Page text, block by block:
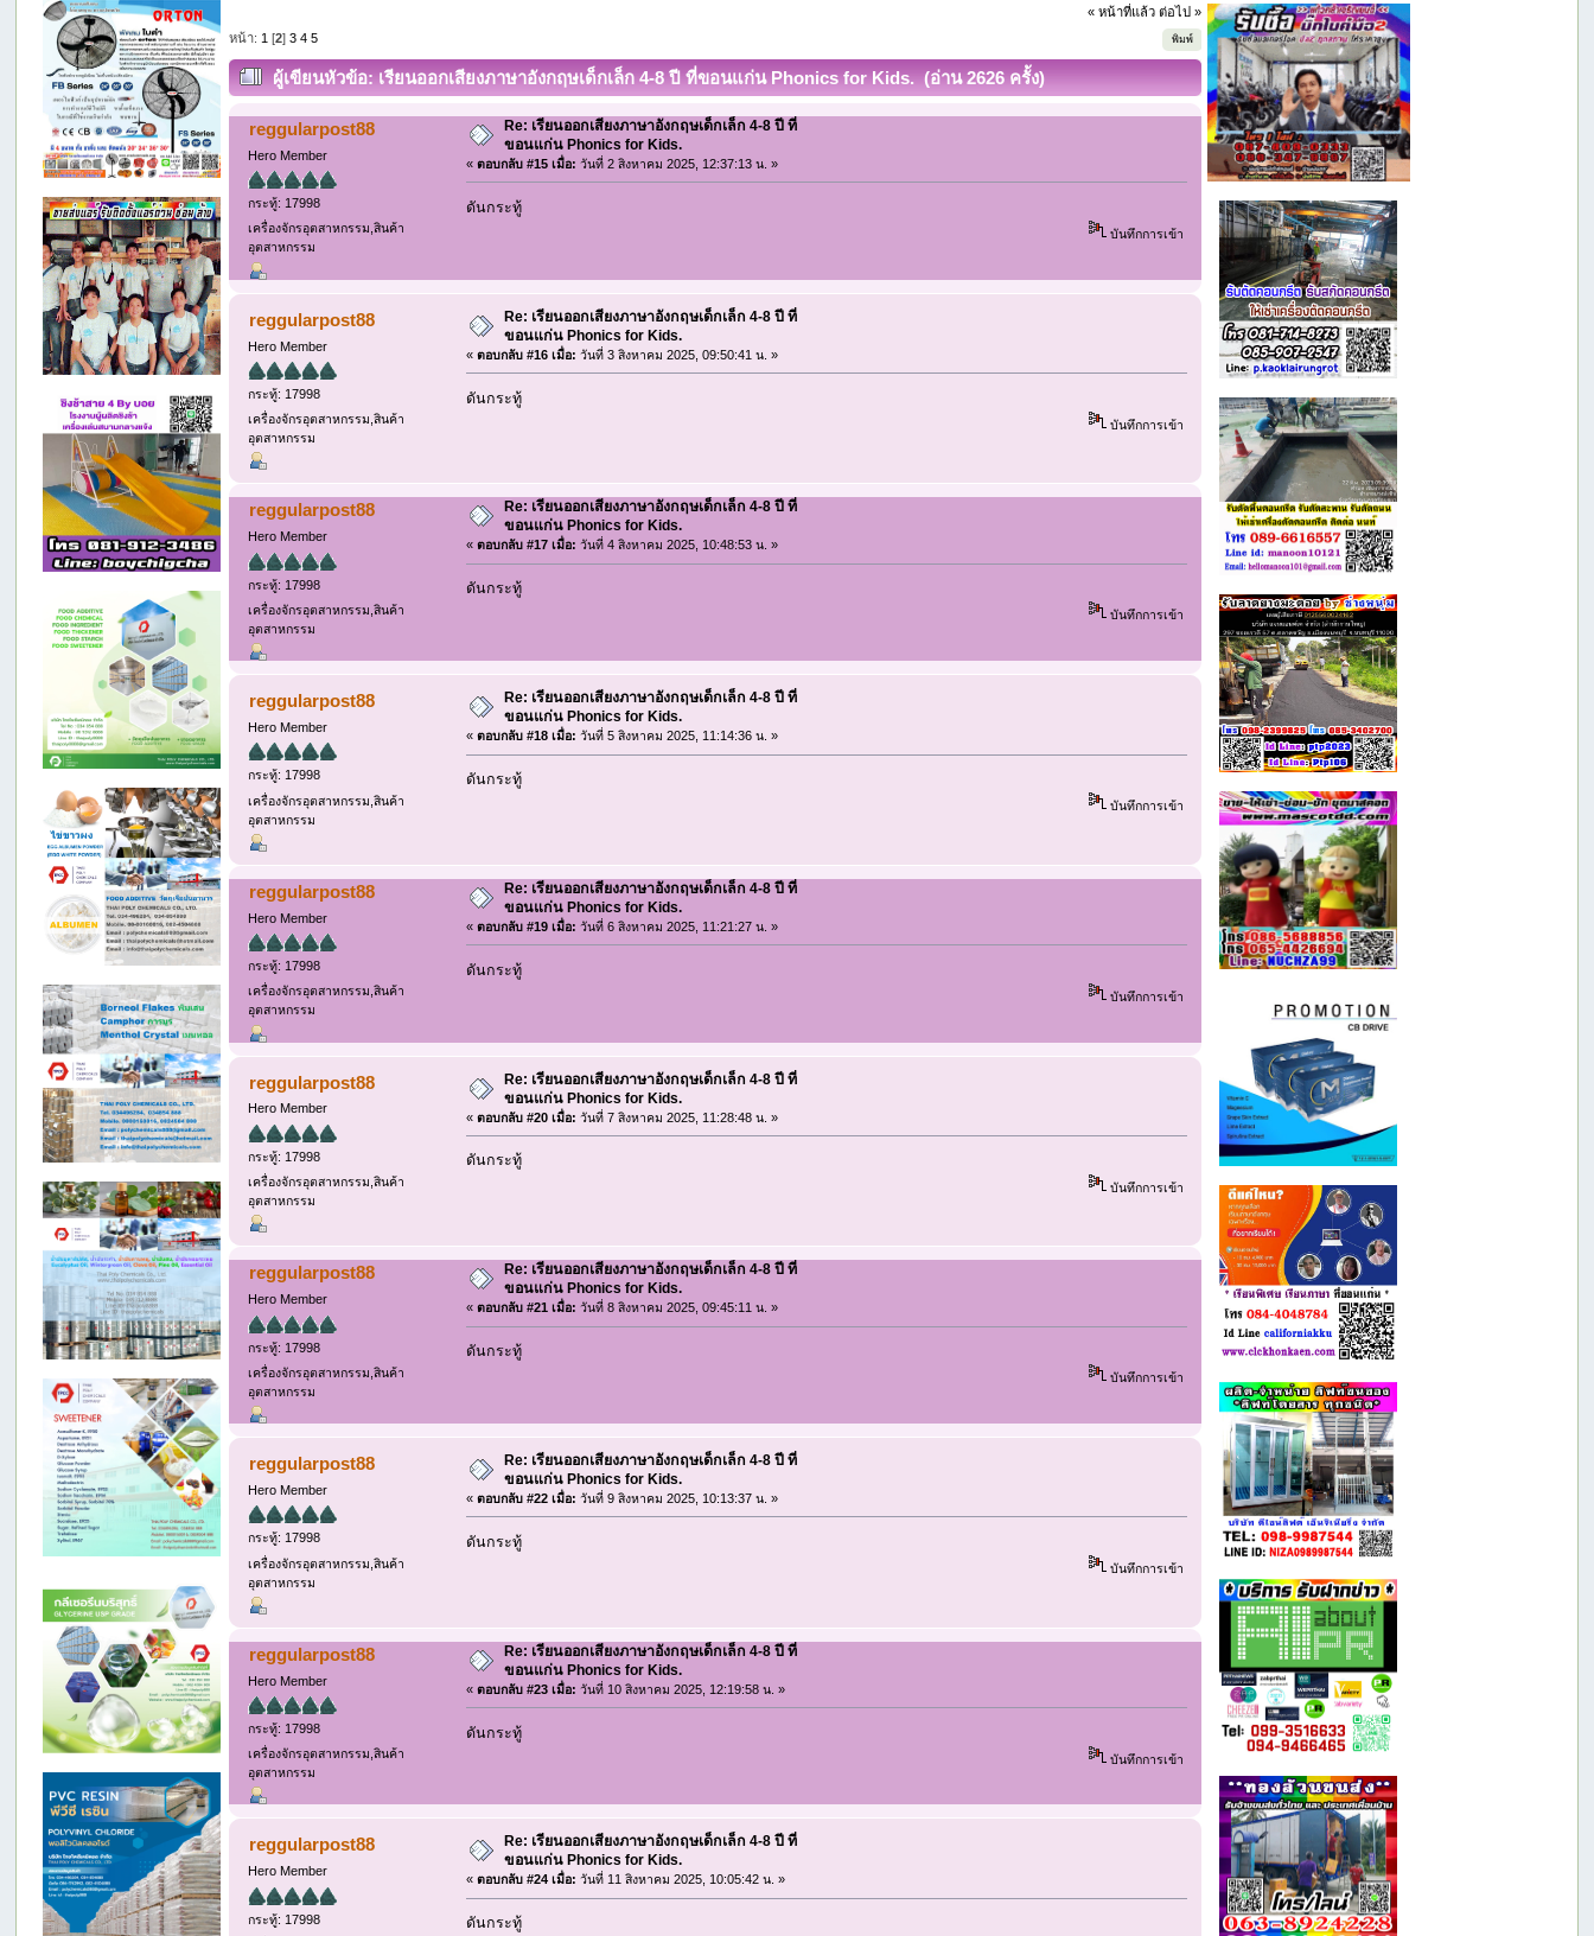
« หน้าที่แล้ว ต่อไป »
พิมพ์
หน้า: 1 [2]3 4 5
ผู้เขียนหัวข้อ: เรียนออกเสียงภาษาอังกฤษเด็กเล็ก 4-8 ปี ที่ขอนแก่น Phonics for Kids. (อ่าน 2626 ครั้ง)
reggularpost88
Hero Member
กระทู้: 17998
เครื่องจักรอุตสาหกรรม,สินค้า
อุตสาหกรรม
Re: เรียนออกเสียงภาษาอังกฤษเด็กเล็ก 4-8 ปี ที่
ขอนแก่น Phonics for Kids.
«ตอบกลับ #15 เมื่อ: วันที่ 2 สิงหาคม 2025, 12:37:13 น. »
ดันกระทู้
บันทึกการเข้า
reggularpost88
Hero Member
กระทู้: 17998
เครื่องจักรอุตสาหกรรม,สินค้า
อุตสาหกรรม
Re: เรียนออกเสียงภาษาอังกฤษเด็กเล็ก 4-8 ปี ที่
ขอนแก่น Phonics for Kids.
«ตอบกลับ #16 เมื่อ: วันที่ 3 สิงหาคม 2025, 09:50:41 น. »
ดันกระทู้
บันทึกการเข้า
reggularpost88
Hero Member
กระทู้: 17998
เครื่องจักรอุตสาหกรรม,สินค้า
อุตสาหกรรม
Re: เรียนออกเสียงภาษาอังกฤษเด็กเล็ก 4-8 ปี ที่
ขอนแก่น Phonics for Kids.
«ตอบกลับ #17 เมื่อ: วันที่ 4 สิงหาคม 2025, 10:48:53 น. »
ดันกระทู้
บันทึกการเข้า
reggularpost88
Hero Member
กระทู้: 17998
เครื่องจักรอุตสาหกรรม,สินค้า
อุตสาหกรรม
Re: เรียนออกเสียงภาษาอังกฤษเด็กเล็ก 4-8 ปี ที่
ขอนแก่น Phonics for Kids.
«ตอบกลับ #18 เมื่อ: วันที่ 5 สิงหาคม 2025, 11:14:36 น. »
ดันกระทู้
บันทึกการเข้า
reggularpost88
Hero Member
กระทู้: 17998
เครื่องจักรอุตสาหกรรม,สินค้า
อุตสาหกรรม
Re: เรียนออกเสียงภาษาอังกฤษเด็กเล็ก 4-8 ปี ที่
ขอนแก่น Phonics for Kids.
«ตอบกลับ #19 เมื่อ: วันที่ 6 สิงหาคม 2025, 11:21:27 น. »
ดันกระทู้
บันทึกการเข้า
reggularpost88
Hero Member
กระทู้: 17998
เครื่องจักรอุตสาหกรรม,สินค้า
อุตสาหกรรม
Re: เรียนออกเสียงภาษาอังกฤษเด็กเล็ก 4-8 ปี ที่
ขอนแก่น Phonics for Kids.
«ตอบกลับ #20 เมื่อ: วันที่ 7 สิงหาคม 2025, 11:28:48 น. »
ดันกระทู้
บันทึกการเข้า
reggularpost88
Hero Member
กระทู้: 17998
เครื่องจักรอุตสาหกรรม,สินค้า
อุตสาหกรรม
Re: เรียนออกเสียงภาษาอังกฤษเด็กเล็ก 4-8 ปี ที่
ขอนแก่น Phonics for Kids.
«ตอบกลับ #21 เมื่อ: วันที่ 8 สิงหาคม 2025, 09:45:11 น. »
ดันกระทู้
บันทึกการเข้า
reggularpost88
Hero Member
กระทู้: 17998
เครื่องจักรอุตสาหกรรม,สินค้า
อุตสาหกรรม
Re: เรียนออกเสียงภาษาอังกฤษเด็กเล็ก 4-8 ปี ที่
ขอนแก่น Phonics for Kids.
«ตอบกลับ #22 เมื่อ: วันที่ 9 สิงหาคม 2025, 10:13:37 น. »
ดันกระทู้
บันทึกการเข้า
reggularpost88
Hero Member
กระทู้: 17998
เครื่องจักรอุตสาหกรรม,สินค้า
อุตสาหกรรม
Re: เรียนออกเสียงภาษาอังกฤษเด็กเล็ก 4-8 ปี ที่
ขอนแก่น Phonics for Kids.
«ตอบกลับ #23 เมื่อ: วันที่ 10 สิงหาคม 2025, 12:19:58 น. »
ดันกระทู้
บันทึกการเข้า
reggularpost88
Hero Member
กระทู้: 17998
Re: เรียนออกเสียงภาษาอังกฤษเด็กเล็ก 4-8 ปี ที่
ขอนแก่น Phonics for Kids.
«ตอบกลับ #24 เมื่อ: วันที่ 11 สิงหาคม 2025, 10:05:42 น. »
ดันกระทู้